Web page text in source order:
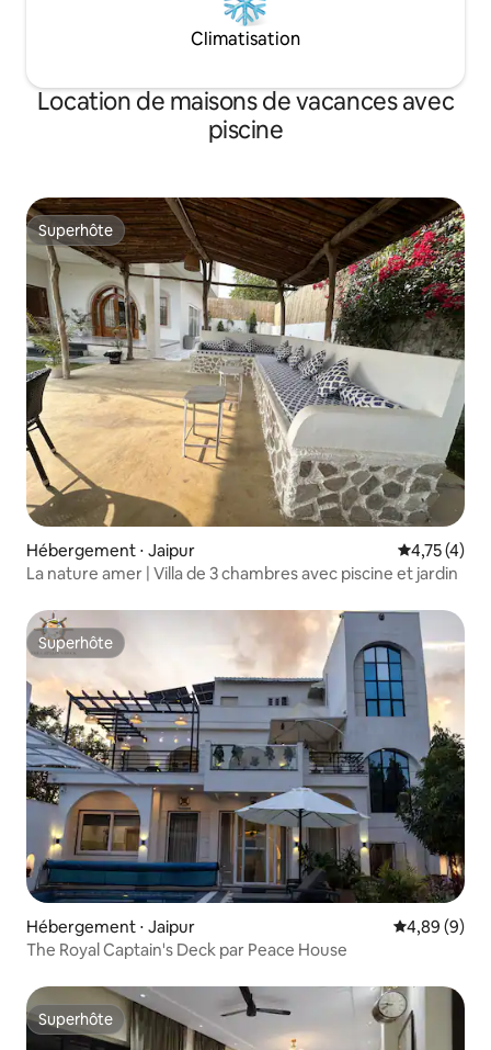
Climatisation
Location de maisons de vacances avec
piscine
Superhôte
Superhôte
Hébergement ⋅ Jaipur Évaluation
4,75 (4)
La nature amer | Villa de 3 chambres avec piscine et jardin
Superhôte
Superhôte
Hébergement ⋅ Jaipur Évaluation
4,89 (9)
The Royal Captain's Deck par Peace House
Superhôte
Superhôte